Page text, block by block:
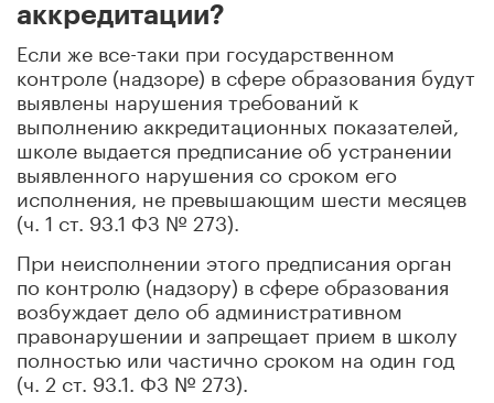
аккредитации?
Если же все-таки при государственном
контроле (надзоре) в сфере образования будут
выявлены нарушения требований к
выполнению аккредитационных показателей,
школе выдается предписание об устранении
выявленного нарушения со сроком его
исполнения, не превышающим шести месяцев
(ч. 1 ст. 93.1 ФЗ № 273).
При неисполнении этого предписания орган
по контролю (надзору) в сфере образования
возбуждает дело об административном
правонарушении и запрещает прием в школу
полностью или частично сроком на один год
(ч. 2 ст. 93.1. ФЗ № 273).